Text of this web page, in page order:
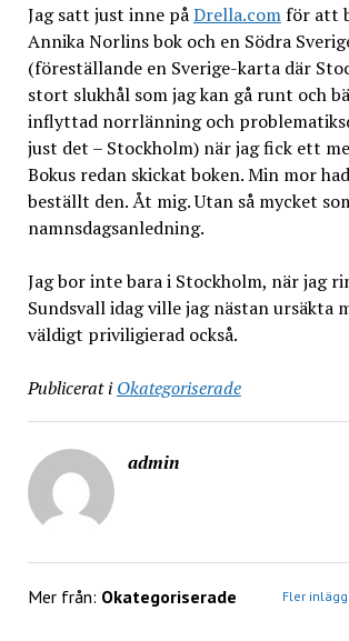
Jag satt just inne påDrella.comför att
Annika Norlins bok och en Södra
(föreställande en Sverige-karta där
stort slukhål som jag kan gå runt och
inflyttad norrlänning och
just det – Stockholm) när jag fick ett
Bokus redan skickat boken. Min mor
beställt den. Åt mig. Utan så mycket
namnsdagsanledning.
Jag bor inte bara i Stockholm, när jag
Sundsvall idag ville jag nästan ursäkta
väldigt priviligierad också.
Publicerat i Okategoriserade
admin
Mer från: Okategoriserade Fler